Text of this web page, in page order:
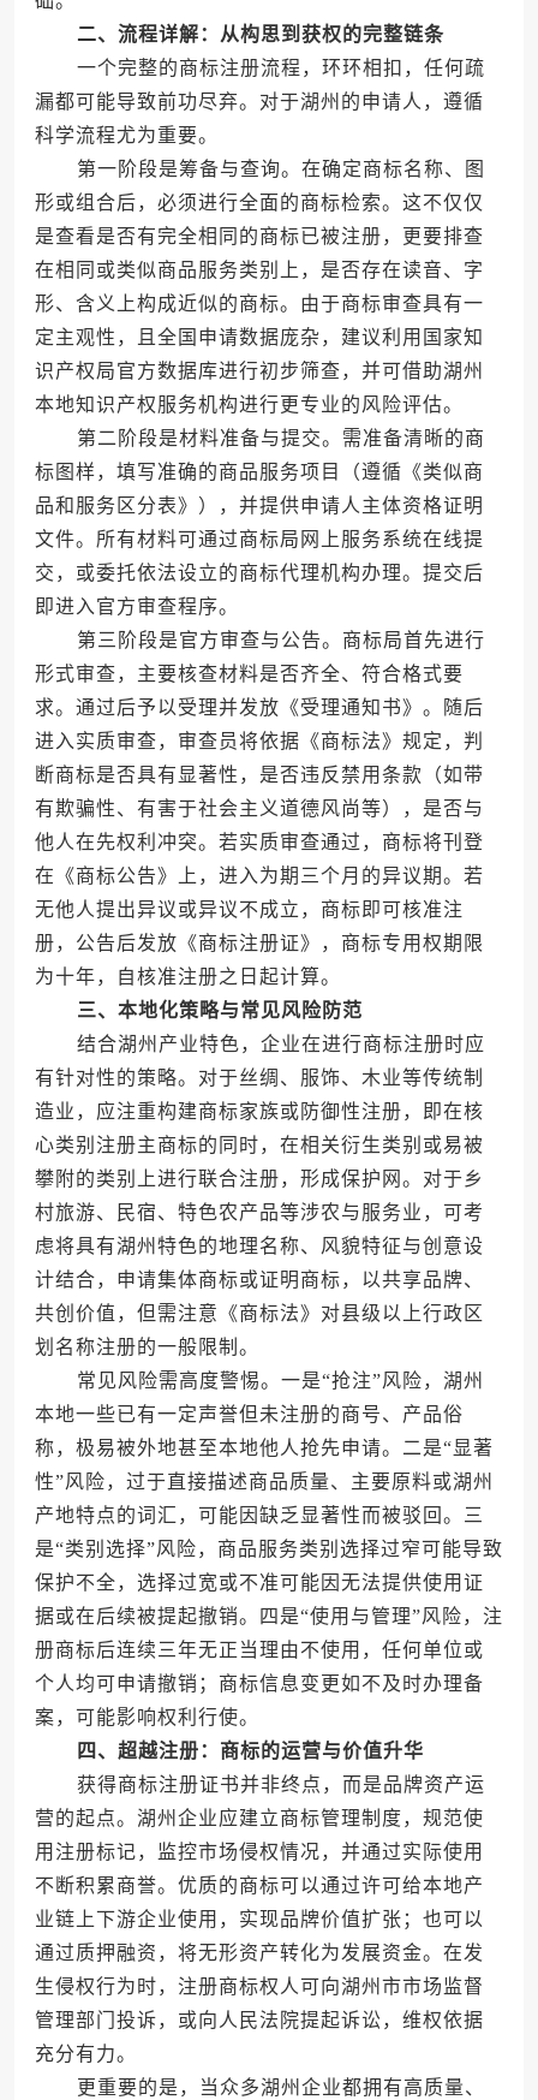
二、流程详解：从构思到获权的完整链条
一个完整的商标注册流程，环环相扣，任何疏
漏都可能导致前功尽弃。对于湖州的申请人，遵循
科学流程尤为重要。
第一阶段是筹备与查询。在确定商标名称、图
形或组合后，必须进行全面的商标检索。这不仅仅
是查看是否有完全相同的商标已被注册，更要排查
在相同或类似商品服务类别上，是否存在读音、字
形、含义上构成近似的商标。由于商标审查具有一
定主观性，且全国申请数据庞杂，建议利用国家知
识产权局官方数据库进行初步筛查，并可借助湖州
本地知识产权服务机构进行更专业的风险评估。
第二阶段是材料准备与提交。需准备清晰的商
标图样，填写准确的商品服务项目（遵循《类似商
品和服务区分表》），并提供申请人主体资格证明
文件。所有材料可通过商标局网上服务系统在线提
交，或委托依法设立的商标代理机构办理。提交后
即进入官方审查程序。
第三阶段是官方审查与公告。商标局首先进行
形式审查，主要核查材料是否齐全、符合格式要
求。通过后予以受理并发放《受理通知书》。随后
进入实质审查，审查员将依据《商标法》规定，判
断商标是否具有显著性，是否违反禁用条款（如带
有欺骗性、有害于社会主义道德风尚等），是否与
他人在先权利冲突。若实质审查通过，商标将刊登
在《商标公告》上，进入为期三个月的异议期。若
无他人提出异议或异议不成立，商标即可核准注
册，公告后发放《商标注册证》，商标专用权期限
为十年，自核准注册之日起计算。
三、本地化策略与常见风险防范
结合湖州产业特色，企业在进行商标注册时应
有针对性的策略。对于丝绸、服饰、木业等传统制
造业，应注重构建商标家族或防御性注册，即在核
心类别注册主商标的同时，在相关衍生类别或易被
攀附的类别上进行联合注册，形成保护网。对于乡
村旅游、民宿、特色农产品等涉农与服务业，可考
虑将具有湖州特色的地理名称、风貌特征与创意设
计结合，申请集体商标或证明商标，以共享品牌、
共创价值，但需注意《商标法》对县级以上行政区
划名称注册的一般限制。
常见风险需高度警惕。一是“抢注”风险，湖州
本地一些已有一定声誉但未注册的商号、产品俗
称，极易被外地甚至本地他人抢先申请。二是“显著
性”风险，过于直接描述商品质量、主要原料或湖州
产地特点的词汇，可能因缺乏显著性而被驳回。三
是“类别选择”风险，商品服务类别选择过窄可能导致
保护不全，选择过宽或不准可能因无法提供使用证
据或在后续被提起撤销。四是“使用与管理”风险，注
册商标后连续三年无正当理由不使用，任何单位或
个人均可申请撤销；商标信息变更如不及时办理备
案，可能影响权利行使。
四、超越注册：商标的运营与价值升华
获得商标注册证书并非终点，而是品牌资产运
营的起点。湖州企业应建立商标管理制度，规范使
用注册标记，监控市场侵权情况，并通过实际使用
不断积累商誉。优质的商标可以通过许可给本地产
业链上下游企业使用，实现品牌价值扩张；也可以
通过质押融资，将无形资产转化为发展资金。在发
生侵权行为时，注册商标权人可向湖州市市场监督
管理部门投诉，或向人民法院提起诉讼，维权依据
充分有力。
更重要的是，当众多湖州企业都拥有高质量、